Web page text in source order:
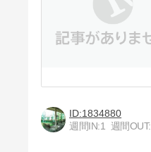
1834880
週間IN:1 週間OUT: